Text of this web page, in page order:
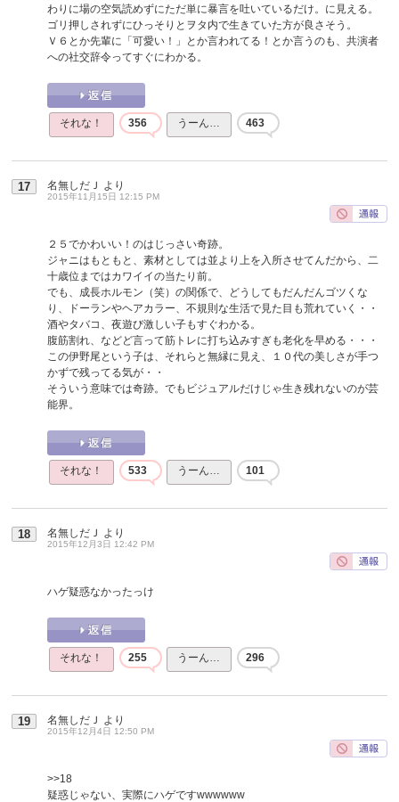
わりに場の空気読めずにただ単に暴言を吐いているだけ。に見える。
ゴリ押しされずにひっそりとヲタ内で生きていた方が良さそう。
Ｖ６とか先輩に「可愛い！」とか言われてる！とか言うのも、共演者
への社交辞令ってすぐにわかる。
それな！ 356 うーん… 463
17 名無しだＪ より
2015年11月15日 12:15 PM
２５でかわいい！のはじっさい奇跡。
ジャニはもともと、素材としては並より上を入所させてんだから、二
十歳位まではカワイイの当たり前。
でも、成長ホルモン（笑）の関係で、どうしてもだんだんゴツくな
り、ドーランやヘアカラー、不規則な生活で見た目も荒れていく・・
酒やタバコ、夜遊び激しい子もすぐわかる。
腹筋割れ、などど言って筋トレに打ち込みすぎも老化を早める・・・
この伊野尾という子は、それらと無縁に見え、１０代の美しさが手つ
かずで残ってる気が・・
そういう意味では奇跡。でもビジュアルだけじゃ生き残れないのが芸
能界。
それな！ 533 うーん… 101
18 名無しだＪ より
2015年12月3日 12:42 PM
ハゲ疑惑なかったっけ
それな！ 255 うーん… 296
19 名無しだＪ より
2015年12月4日 12:50 PM
>>18
疑惑じゃない、実際にハゲですwwwwww